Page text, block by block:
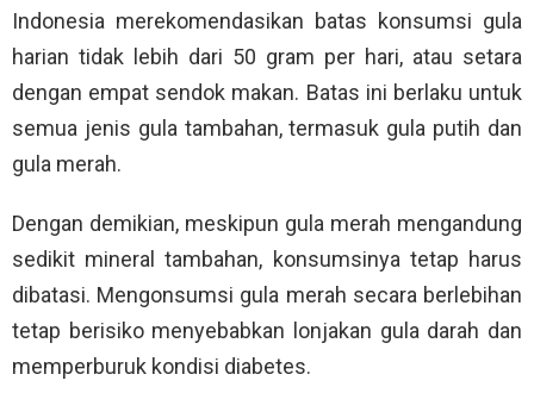
Indonesia merekomendasikan batas konsumsi gula
harian tidak lebih dari 50 gram per hari, atau setara
dengan empat sendok makan. Batas ini berlaku untuk
semua jenis gula tambahan, termasuk gula putih dan
gula merah.
Dengan demikian, meskipun gula merah mengandung
sedikit mineral tambahan, konsumsinya tetap harus
dibatasi. Mengonsumsi gula merah secara berlebihan
tetap berisiko menyebabkan lonjakan gula darah dan
memperburuk kondisi diabetes.